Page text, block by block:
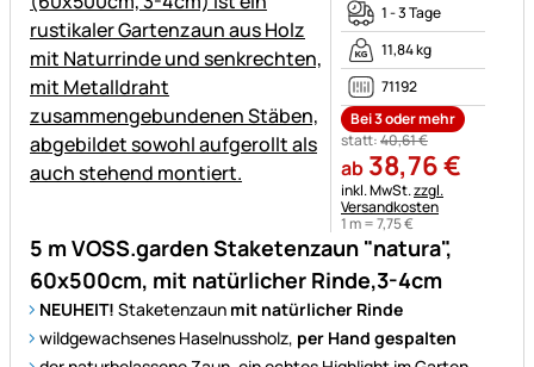
5 m VOSS.garden Staketenzaun "natura",
60x500cm, mit natürlicher Rinde,3-4cm
NEUHEIT! Staketenzaun mit natürlicher Rinde
wildgewachsenes Haselnussholz, per Hand gespalten
1 - 3 Tage
11,84 kg
71192
Bei 3 oder mehr
statt:40,61€
ab 38,76€
Steuerhinweis:
inkl. MwSt.zzgl.
Versandkosten
1 m =7,75€